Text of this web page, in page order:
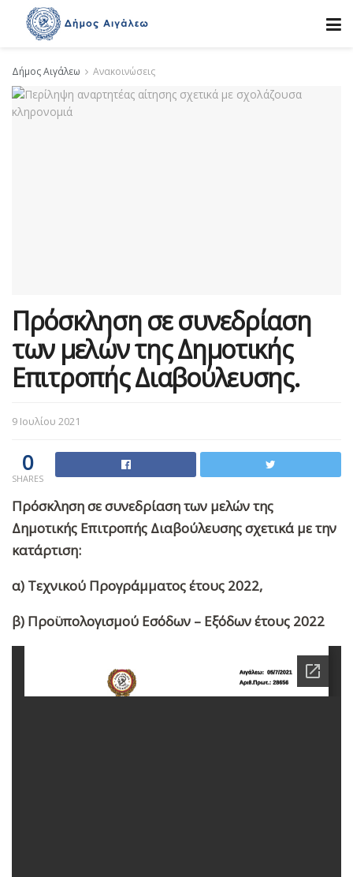
Δήμος Αιγάλεω Ανακοινώσεις
Πρόσκληση σε συνεδρίαση
των μελών της Δημοτικής
Επιτροπής Διαβούλευσης.
9 Ιουλίου 2021
0
SHARES
Πρόσκληση σε συνεδρίαση των μελών της
Δημοτικής Επιτροπής Διαβούλευσης σχετικά με την
κατάρτιση:
α) Τεχνικού Προγράμματος έτους 2022,
β) Προϋπολογισμού Εσόδων – Εξόδων έτους 2022